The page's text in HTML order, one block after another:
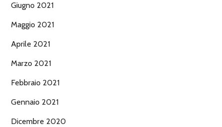
Giugno 2021
Maggio 2021
Aprile 2021
Marzo 2021
Febbraio 2021
Gennaio 2021
Dicembre 2020